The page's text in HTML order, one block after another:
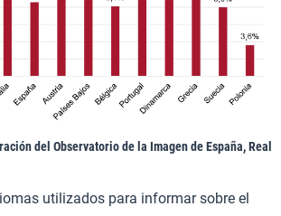
del Observatorio de la Imagen de España, Real
utilizados para informar sobre el